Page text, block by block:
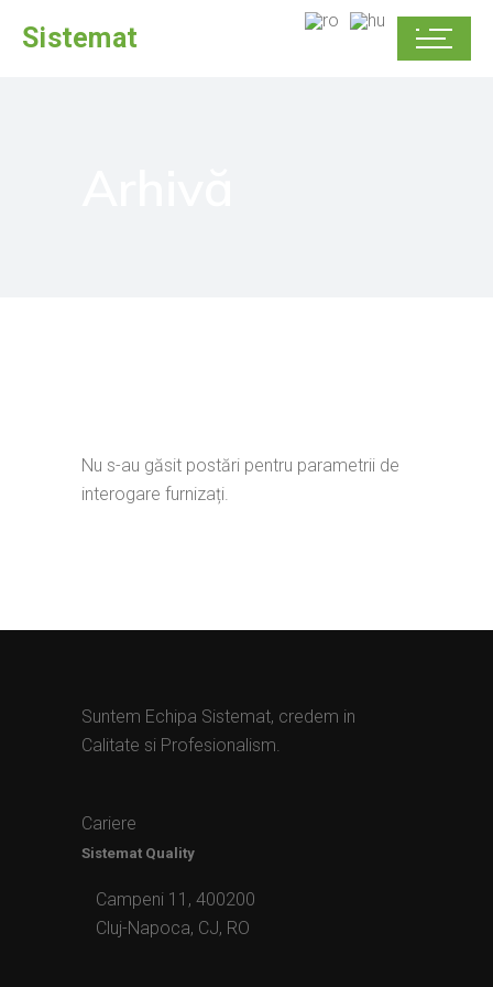
Sistemat
Nu s-au găsit postări pentru parametrii de
interogare furnizați.
Suntem Echipa Sistemat, credem in
Calitate si Profesionalism.
Cariere
Sistemat Quality
Campeni 11, 400200
Cluj-Napoca, CJ, RO